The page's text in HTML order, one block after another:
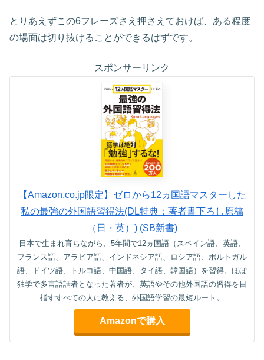
とりあえずこの6フレーズさえ押さえておけば、ある程度
の場面は切り抜けることができるはずです。
スポンサーリンク
【Amazon.co.jp限定】ゼロから12ヵ国語マスターした
私の最強の外国語習得法(DL特典：著者書下ろし原稿
（日・英）) (SB新書)
日本で生まれ育ちながら、5年間で12ヵ国語（スペイン語、英語、
フランス語、アラビア語、インドネシア語、ロシア語、ポルトガル
語、ドイツ語、トルコ語、中国語、タイ語、韓国語）を習得。ほぼ
独学で多言語話者となった著者が、英語やその他外国語の習得を目
指すすべての人に教える、外国語学習の最短ルート。
Amazonで購入